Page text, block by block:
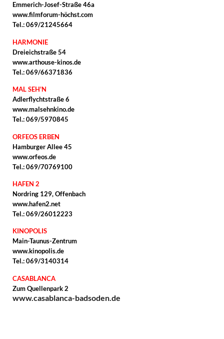
Emmerich-Josef-Straße 46a
www.filmforum-höchst.com
Tel.: 069/21245664
HARMONIE
Dreieichstraße 54
www.arthouse-kinos.de
Tel.: 069/66371836
MAL SEH'N
Adlerflychtstraße 6
www.malsehnkino.de
Tel.: 069/5970845
ORFEOS ERBEN
Hamburger Allee 45
www.orfeos.de
Tel.: 069/70769100
HAFEN 2
Nordring 129, Offenbach
www.hafen2.net
Tel.: 069/26012223
KINOPOLIS
Main-Taunus-Zentrum
www.kinopolis.de
Tel.: 069/3140314
CASABLANCA
Zum Quellenpark 2
www.casablanca-badsoden.de